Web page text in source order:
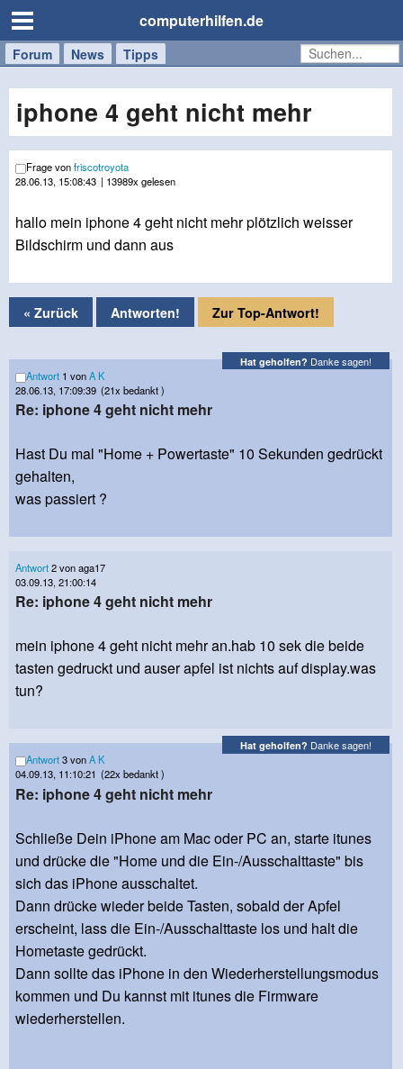
computerhilfen.de
Forum News Tipps
Handy
Tablet
Windows
Mac
iphone 4 geht nicht mehr
Frage vonfriscotroyota
28.06.13, 15:08:43 | 13989x gelesen
hallo mein iphone 4 geht nicht mehr plötzlich weisser
Bildschirm und dann aus
« Zurück Antworten! Zur Top-Antwort!
Hat geholfen? Danke sagen!
Antwort 1 vonA K
28.06.13, 17:09:39 (21x bedankt )
Re: iphone 4 geht nicht mehr
Hast Du mal "Home + Powertaste" 10 Sekunden gedrückt
gehalten,
was passiert ?
Antwort2 von aga17
03.09.13, 21:00:14
Re: iphone 4 geht nicht mehr
mein iphone 4 geht nicht mehr an.hab 10 sek die beide
tasten gedruckt und auser apfel ist nichts auf display.was
tun?
Hat geholfen? Danke sagen!
Antwort3 vonA K
04.09.13, 11:10:21 (22x bedankt )
Re: iphone 4 geht nicht mehr
Schließe Dein iPhone am Mac oder PC an, starte itunes
und drücke die "Home und die Ein-/Ausschalttaste" bis
sich das iPhone ausschaltet.
Dann drücke wieder beide Tasten, sobald der Apfel
erscheint, lass die Ein-/Ausschalttaste los und halt die
Hometaste gedrückt.
Dann sollte das iPhone in den Wiederherstellungsmodus
kommen und Du kannst mit itunes die Firmware
wiederherstellen.